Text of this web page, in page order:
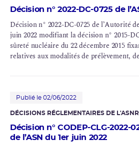
Décision n° 2022-DC-0725 de
Décision n° 2022-DC-0725 de l’Autorité
juin 2022 modifiant la décision n° 2015-
sûreté nucléaire du 22 décembre 2015
relatives aux modalités de prélèvement,
(UP3-A), 117 (UP2-800) et 118 (STE3)
sur le site de La Hague (département de la
Publié le 02/06/2022
DÉCISIONS RÉGLEMENTAIRES DE L'ASNR
Décision n° CODEP-CLG-2022-
de l’ASN du 1er juin 2022